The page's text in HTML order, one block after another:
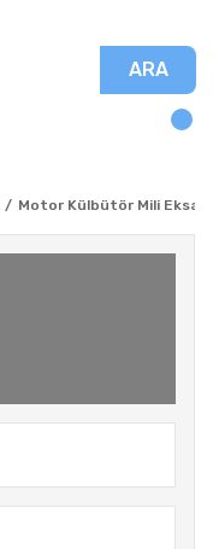
ARA
Motor Külbütör Mili